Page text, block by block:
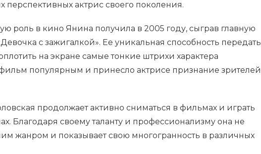
перспективных актрис своего поколения.
роль в кино Янина получила в 2005 году, сыграв главную
с зажигалкой». Ее уникальная способность передать
на экране самые тонкие штрихи характера
популярным и принесло актрисе признание зрителей
продолжает активно сниматься в фильмах и играть
Благодаря своему таланту и профессионализму она не
жанром и показывает свою многогранность в различных